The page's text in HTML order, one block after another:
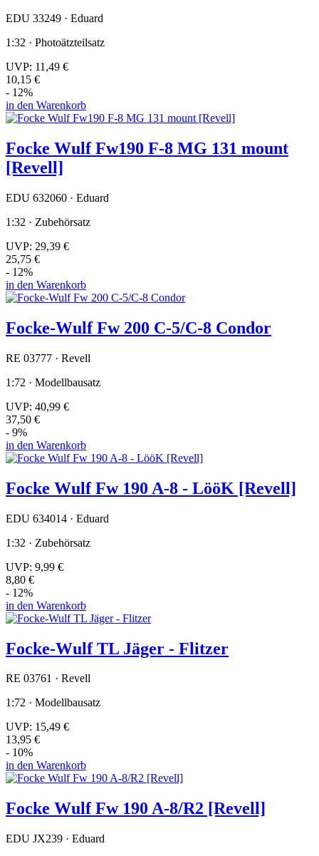
EDU 33249 · Eduard
1:32 · Photoätzteilsatz
UVP: 11,49 €
10,15 €
- 12%
in den Warenkorb
Focke Wulf Fw190 F-8 MG 131 mount
[Revell]
EDU 632060 · Eduard
1:32 · Zubehörsatz
UVP: 29,39 €
25,75 €
- 12%
in den Warenkorb
Focke-Wulf Fw 200 C-5/C-8 Condor
RE 03777 · Revell
1:72 · Modellbausatz
UVP: 40,99 €
37,50 €
- 9%
in den Warenkorb
Focke Wulf Fw 190 A-8 - LööK [Revell]
EDU 634014 · Eduard
1:32 · Zubehörsatz
UVP: 9,99 €
8,80 €
- 12%
in den Warenkorb
Focke-Wulf TL Jäger - Flitzer
RE 03761 · Revell
1:72 · Modellbausatz
UVP: 15,49 €
13,95 €
- 10%
in den Warenkorb
Focke Wulf Fw 190 A-8/R2 [Revell]
EDU JX239 · Eduard